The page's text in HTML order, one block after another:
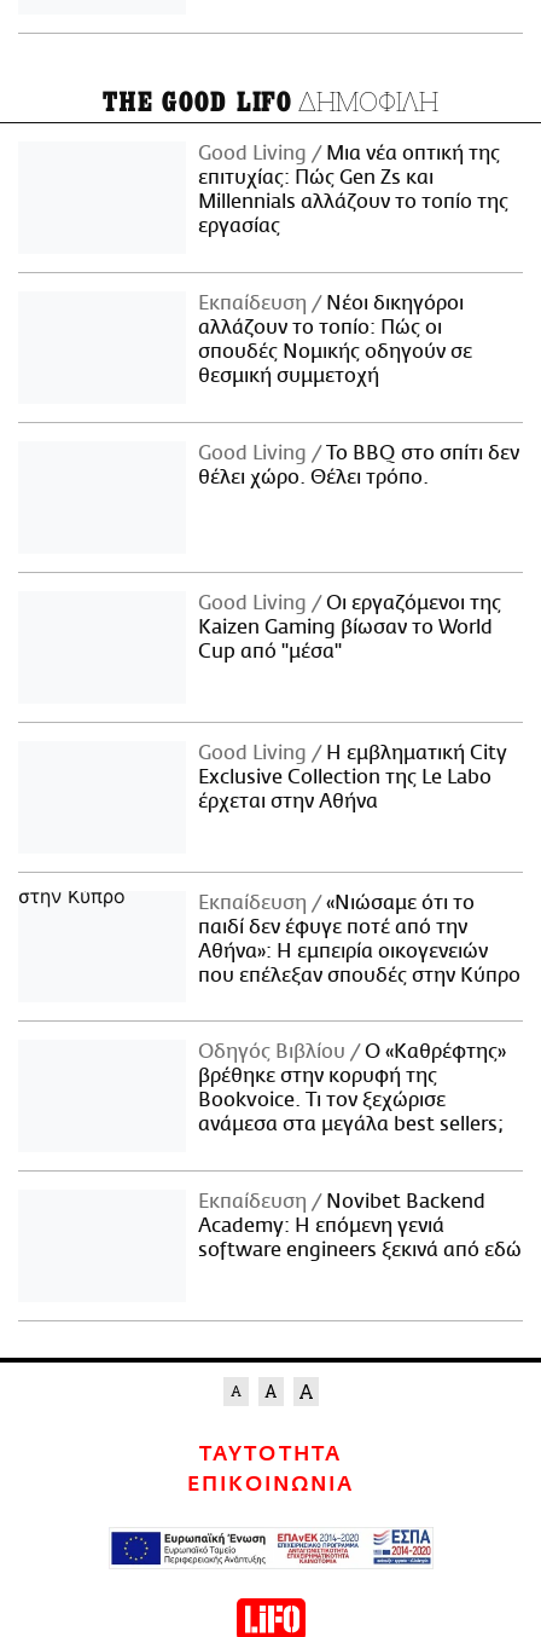
THE GOOD LIFO ΔΗΜΟΦΙΛΗ
Good Living
Μια νέα οπτική της
επιτυχίας: Πώς Gen Zs και
Millennials αλλάζουν το τοπίο της
εργασίας
Εκπαίδευση
Νέοι δικηγόροι
αλλάζουν το τοπίο: Πώς οι
σπουδές Νομικής οδηγούν σε
θεσμική συμμετοχή
Good Living
Το BBQ στο σπίτι δεν
θέλει χώρο. Θέλει τρόπο.
Good Living
Οι εργαζόμενοι της
Kaizen Gaming βίωσαν το World
Cup από "μέσα"
Good Living
Η εμβληματική City
Exclusive Collection της Le Labo
έρχεται στην Αθήνα
Εκπαίδευση
«Νιώσαμε ότι το
παιδί δεν έφυγε ποτέ από την
Αθήνα»: Η εμπειρία οικογενειών
που επέλεξαν σπουδές στην Κύπρο
Οδηγός Βιβλίου
Ο «Καθρέφτης»
βρέθηκε στην κορυφή της
Bookvoice. Τι τον ξεχώρισε
ανάμεσα στα μεγάλα best sellers;
Εκπαίδευση
Novibet Backend
Academy: Η επόμενη γενιά
software engineers ξεκινά από εδώ
ΤΑΥΤΟΤΗΤΑ
ΕΠΙΚΟΙΝΩΝΙΑ